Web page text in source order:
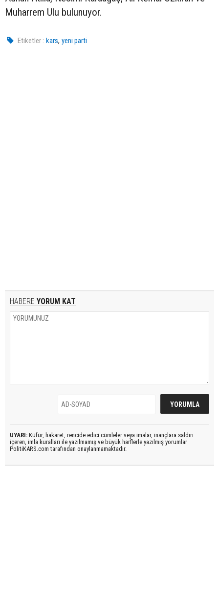
Muharrem Ulu bulunuyor.
Etiketler : kars,yeni parti
HABERE YORUM KAT
UYARI: Küfür, hakaret, rencide edici cümleler veya imalar, inançlara saldırı
içeren, imla kuralları ile yazılmamış ve büyük harflerle yazılmış yorumlar
PolitiKARS.com tarafından onaylanmamaktadır.